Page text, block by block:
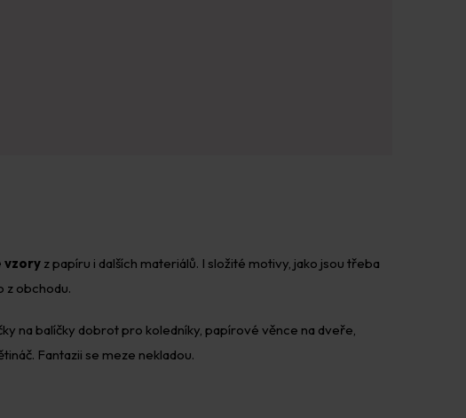
vzory z papíru i dalších materiálů. I složité motivy, jako jsou třeba
z obchodu.
na balíčky dobrot pro koledníky, papírové věnce na dveře,
Fantazii se meze nekladou.